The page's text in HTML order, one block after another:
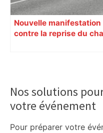
Nouvelle
contre la reprise du
Sidebar
Nos solutions
votre événement
Pour préparer votre